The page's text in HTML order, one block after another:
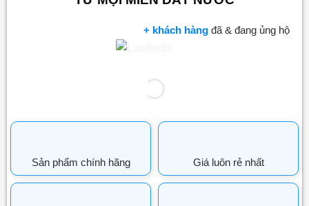
+ khách hàng đã & đang ủng hộ
Sản phẩm chính hãng Giá luôn rẻ nhất